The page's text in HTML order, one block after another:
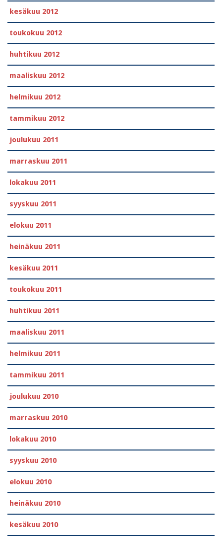
kesäkuu 2012
toukokuu 2012
huhtikuu 2012
maaliskuu 2012
helmikuu 2012
tammikuu 2012
joulukuu 2011
marraskuu 2011
lokakuu 2011
syyskuu 2011
elokuu 2011
heinäkuu 2011
kesäkuu 2011
toukokuu 2011
huhtikuu 2011
maaliskuu 2011
helmikuu 2011
tammikuu 2011
joulukuu 2010
marraskuu 2010
lokakuu 2010
syyskuu 2010
elokuu 2010
heinäkuu 2010
kesäkuu 2010